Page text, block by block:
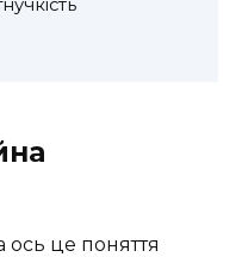
ось це поняття